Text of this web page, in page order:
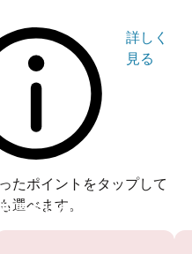
詳しく
見る
たポイントをタップして
選べます。
投票ありがとうございます